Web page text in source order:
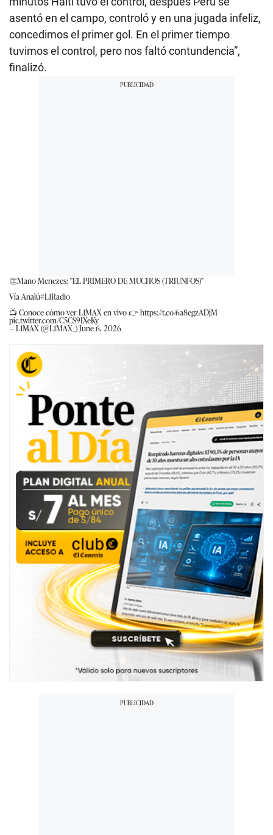
asentó en el campo, controló y en una jugada infeliz,
concedimos el primer gol. En el primer tiempo
tuvimos el control, pero nos faltó contundencia”,
finalizó.
👏Mano Menezes: "EL PRIMERO DE MUCHOS (TRIUNFOS)"
Vía Analú#L1Radio
📺 Conoce cómo ver L1MAX en vivo 👉https://t.co/6a8egzADjM
pic.twitter.com/C5CS9IXeKy
— L1MAX (@L1MAX_)June 6, 2026